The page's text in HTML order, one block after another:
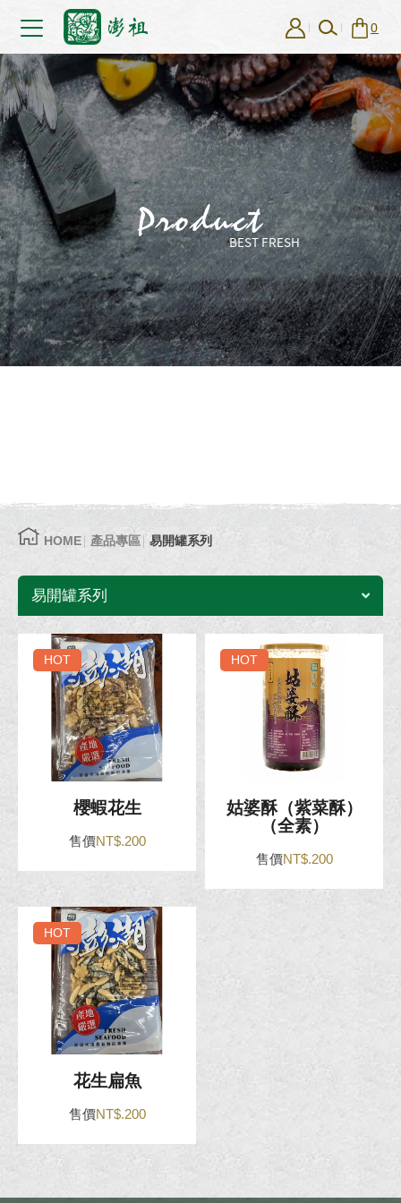
0
Product
HOME 產品專區 易開罐系列
易開罐系列
HOT
櫻蝦花生
售價NT$.200
HOT
姑婆酥（紫菜酥）
（全素）
售價NT$.200
HOT
花生扁魚
售價NT$.200